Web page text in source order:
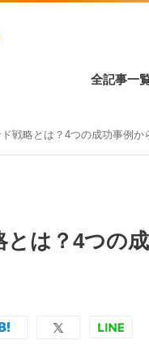
全記事一
戦略とは？4つの成功事例
とは？4つの